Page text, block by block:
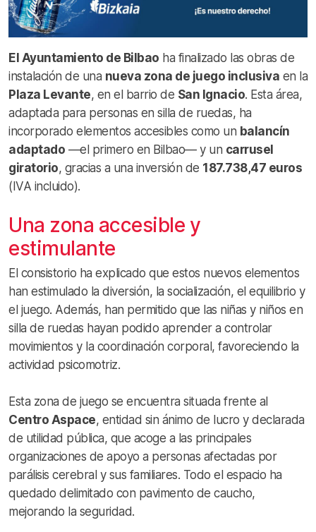
El Ayuntamiento de Bilbao ha finalizado las obras de
instalación de una nueva zona de juego inclusiva en la
Plaza Levante, en el barrio de San Ignacio. Esta área,
adaptada para personas en silla de ruedas, ha
incorporado elementos accesibles como un balancín
adaptado —el primero en Bilbao— y un carrusel
giratorio, gracias a una inversión de 187.738,47 euros
(IVA incluido).
Una zona accesible y
estimulante
El consistorio ha explicado que estos nuevos elementos
han estimulado la diversión, la socialización, el equilibrio y
el juego. Además, han permitido que las niñas y niños en
silla de ruedas hayan podido aprender a controlar
movimientos y la coordinación corporal, favoreciendo la
actividad psicomotriz.
Esta zona de juego se encuentra situada frente al
Centro Aspace, entidad sin ánimo de lucro y declarada
de utilidad pública, que acoge a las principales
organizaciones de apoyo a personas afectadas por
parálisis cerebral y sus familiares. Todo el espacio ha
quedado delimitado con pavimento de caucho,
mejorando la seguridad.